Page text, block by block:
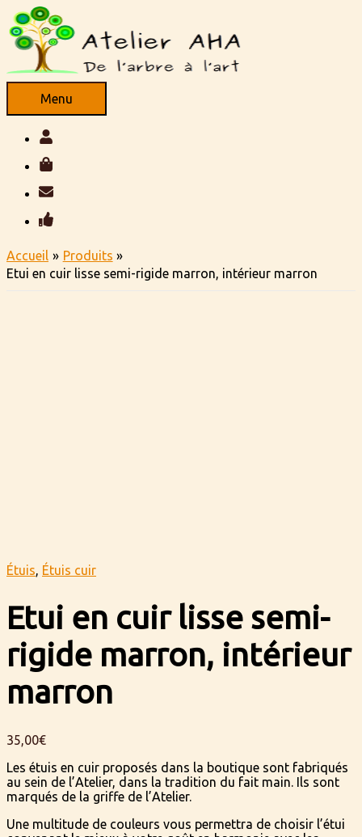
Aller
au
contenu
Menu
Menu
Accueil
Produits
Etui en cuir lisse semi-rigide marron, intérieur marron
Étuis, Étuis cuir
Etui en cuir lisse semi-
rigide marron, intérieur
marron
35,00€
Les étuis en cuir proposés dans la boutique sont fabriqués
au sein de l’Atelier, dans la tradition du fait main. Ils sont
marqués de la griffe de l’Atelier.
Une multitude de couleurs vous permettra de choisir l’étui